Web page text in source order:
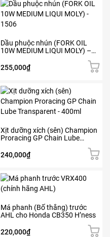
Dầu phuộc nhún (FORK OIL
10W MEDIUM LIQUI MOLY) –
255,000₫
Xịt dưỡng xích (sên) Champion
Proracing GP Chain Lube
240,000₫
Má phanh (Bố thắng) trước
AHL cho Honda CB350 H’ness
220,000₫